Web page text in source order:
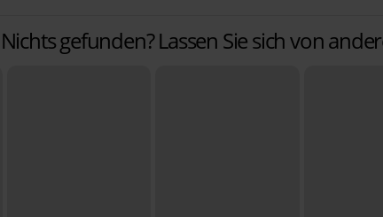
Nichts gefunden? Lassen Sie sich von